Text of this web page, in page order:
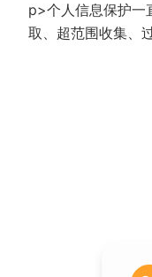
p>个人信息保护一
取、超范围收集、